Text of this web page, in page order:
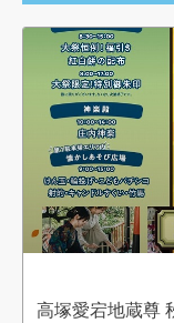
高塚愛宕地蔵尊